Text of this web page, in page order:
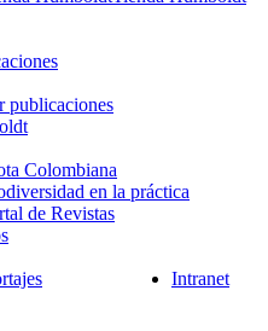
publicaciones
Colombiana
en la práctica
de Revistas
Intranet